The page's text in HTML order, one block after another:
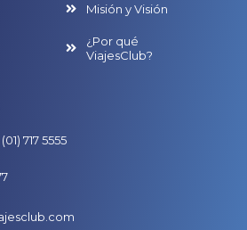
Misión y Visión
¿Por qué
ViajesClub?
717 5555